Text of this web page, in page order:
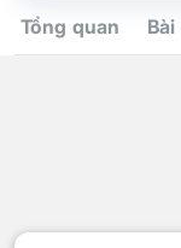
Tổng quan